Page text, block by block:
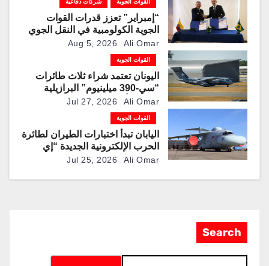
القوات الجوية شركات دفاعية
“إمبراير” تعزز قدرات القوات
الجوية الكولومبية في النقل الجوي
والتزوّد بالوقود جوًا من خلال
ميلينيوم”
Aug 5, 2026 Ali Omar
القوات الجوية
اليونان تعتمد شراء ثلاث طائرات
“سي-390 ميلينيوم” البرازيلية
لتحديث أسطول النقل العسكري
Jul 27, 2026 Ali Omar
القوات الجوية
اليابان تبدأ اختبارات الطيران لطائرة
الحرب الإلكترونية الجديدة “إي
سي-2”
Jul 25, 2026 Ali Omar
Search